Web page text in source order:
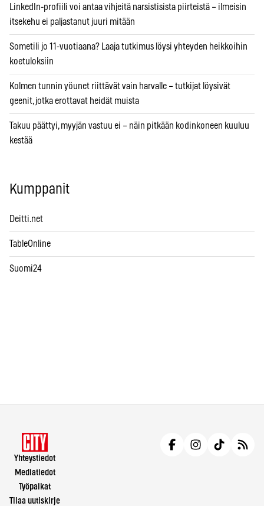
LinkedIn-profiili voi antaa vihjeitä narsistisista piirteistä – ilmeisin
itsekehu ei paljastanut juuri mitään
Sometili jo 11-vuotiaana? Laaja tutkimus löysi yhteyden heikkoihin
koetuloksiin
Kolmen tunnin yöunet riittävät vain harvalle – tutkijat löysivät
geenit, jotka erottavat heidät muista
Takuu päättyi, myyjän vastuu ei – näin pitkään kodinkoneen kuuluu
kestää
Kumppanit
Deitti.net
TableOnline
Suomi24
Yhteystiedot
Mediatiedot
Työpaikat
Tilaa uutiskirje